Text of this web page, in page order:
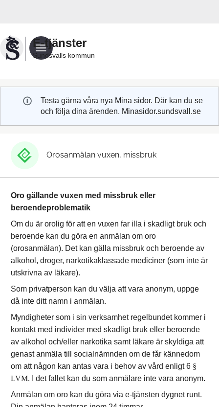
Sundsvalls
kommuns
e-
E-tjänster
Sundsvalls kommun
Testa gärna våra nya Mina sidor. Där kan du se
och följa dina ärenden. Minasidor.sundsvall.se
Orosanmälan vuxen, missbruk
Oro gällande vuxen med missbruk eller
beroendeproblematik
Om du är orolig för att en vuxen far illa i skadligt bruk och
beroende kan du göra en anmälan om oro
(orosanmälan). Det kan gälla missbruk och beroende av
alkohol, droger, narkotikaklassade mediciner (som inte är
utskrivna av läkare).
Som privatperson kan du välja att vara anonym, uppge
då inte ditt namn i anmälan.
Myndigheter som i sin verksamhet regelbundet kommer i
kontakt med individer med skadligt bruk eller beroende
av alkohol och/eller narkotika samt läkare är skyldiga att
genast anmäla till socialnämnden om de får kännedom
om att någon kan antas vara i behov av vård enligt 6 §
LVM.
I det fallet kan du som anmälare inte vara anonym.
Anmälan om oro kan du göra via e-tjänsten dygnet runt.